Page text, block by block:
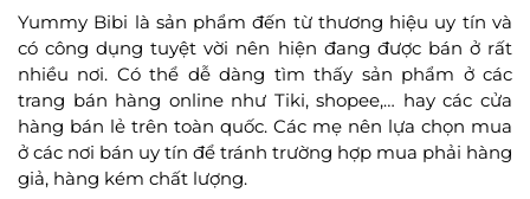
Yummy Bibi là sản phẩm đến từ thương hiệu uy tín và
có công dụng tuyệt vời nên hiện đang được bán ở rất
nhiều nơi. Có thể dễ dàng tìm thấy sản phẩm ở các
trang bán hàng online như Tiki, shopee,… hay các cửa
hàng bán lẻ trên toàn quốc. Các mẹ nên lựa chọn mua
ở các nơi bán uy tín để tránh trường hợp mua phải hàng
giả, hàng kém chất lượng.